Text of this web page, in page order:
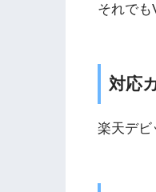
それでも
対応
楽天デビ